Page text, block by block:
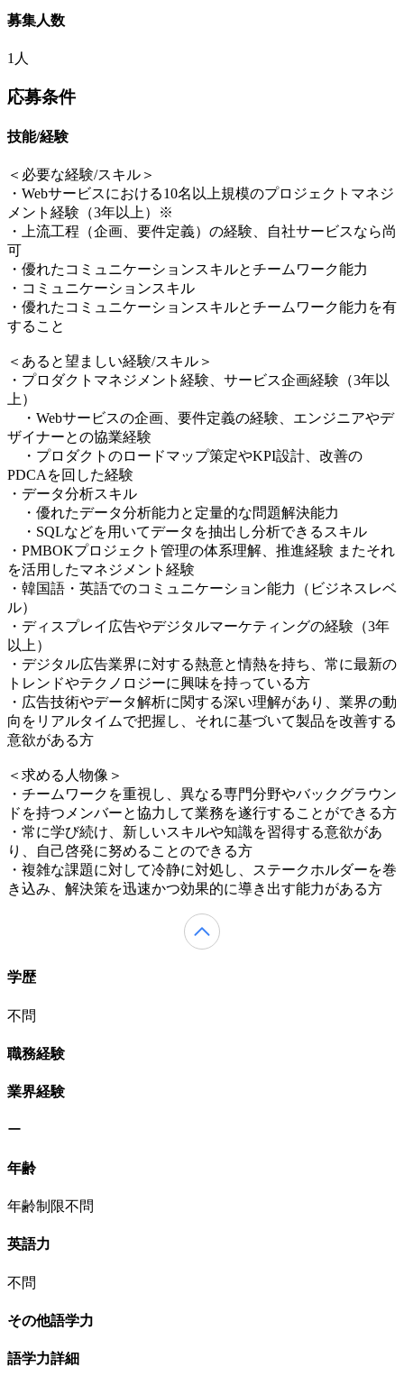
募集人数
1人
応募条件
技能/経験
＜必要な経験/スキル＞
・Webサービスにおける10名以上規模のプロジェクトマネジ
メント経験（3年以上）※
・上流工程（企画、要件定義）の経験、自社サービスなら尚
可
・優れたコミュニケーションスキルとチームワーク能力
・コミュニケーションスキル
・優れたコミュニケーションスキルとチームワーク能力を有
すること
＜あると望ましい経験/スキル＞
・プロダクトマネジメント経験、サービス企画経験（3年以
上）
・Webサービスの企画、要件定義の経験、エンジニアやデ
ザイナーとの協業経験
・プロダクトのロードマップ策定やKPI設計、改善の
PDCAを回した経験
・データ分析スキル
・優れたデータ分析能力と定量的な問題解決能力
・SQLなどを用いてデータを抽出し分析できるスキル
・PMBOKプロジェクト管理の体系理解、推進経験 またそれ
を活用したマネジメント経験
・韓国語・英語でのコミュニケーション能力（ビジネスレベ
ル）
・ディスプレイ広告やデジタルマーケティングの経験（3年
以上）
・デジタル広告業界に対する熱意と情熱を持ち、常に最新の
トレンドやテクノロジーに興味を持っている方
・広告技術やデータ解析に関する深い理解があり、業界の動
向をリアルタイムで把握し、それに基づいて製品を改善する
意欲がある方
＜求める人物像＞
・チームワークを重視し、異なる専門分野やバックグラウン
ドを持つメンバーと協力して業務を遂行することができる方
・常に学び続け、新しいスキルや知識を習得する意欲があ
り、自己啓発に努めることのできる方
・複雑な課題に対して冷静に対処し、ステークホルダーを巻
き込み、解決策を迅速かつ効果的に導き出す能力がある方
学歴
不問
職務経験
業界経験
ー
年齢
年齢制限不問
英語力
不問
その他語学力
語学力詳細